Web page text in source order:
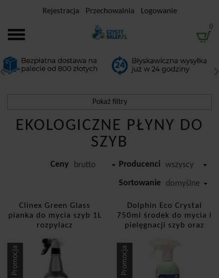
Rejestracja Przechowalnia Logowanie
0
Pokaż filtry
Filtrowanie
-
Clinex
Dolphin
Eco Shine
Frosch
Ludwik
EKOLOGICZNE PŁYNY DO
SZYB
Ceny brutto Producenci wszyscy
Sortowanie domyślne
Clinex Green Glass
pianka do mycia szyb 1L
rozpylacz
Promocja
Dolphin Eco Crystal
750ml środek do mycia i
pielęgnacji szyb oraz
Promocja